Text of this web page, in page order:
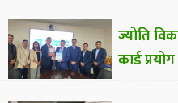
ज्योति
कार्ड